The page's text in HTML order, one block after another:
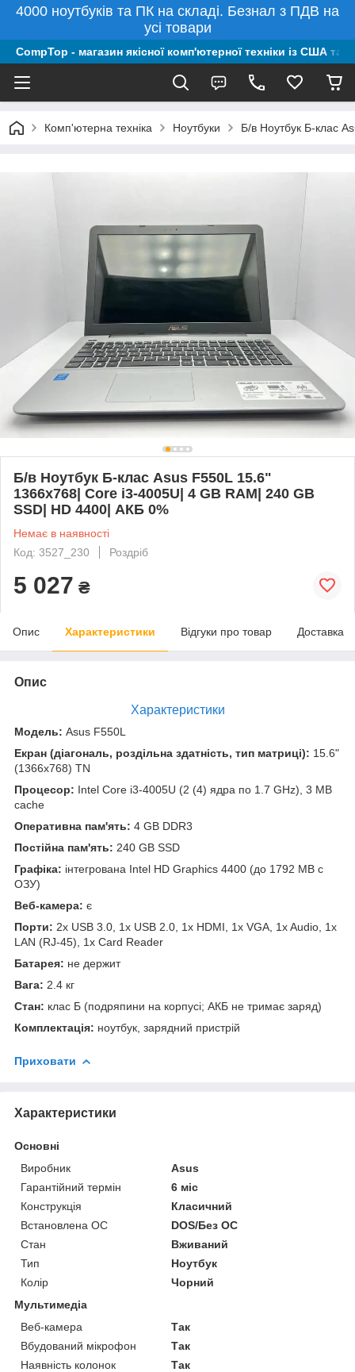
4000 ноутбуків та ПК на складі. Безнал з ПДВ на
усі товари
CompTop - магазин якісної комп'ютерної техніки із США та
Комп'ютерна техніка Ноутбуки Б/в Ноутбук Б-клас
Б/в Ноутбук Б-клас Asus F550L 15.6"
1366x768| Core i3-4005U| 4 GB RAM| 240 GB
SSD| HD 4400| АКБ 0%
Немає в наявності
Код: 3527_230
Роздріб
5 027 ₴
Опис Характеристики Відгуки про товар Доставка
Опис
Характеристики
Модель: Asus F550L
Екран (діагональ, роздільна здатність, тип матриці): 15.6"
(1366x768) TN
Процесор: Intel Core i3-4005U (2 (4) ядра по 1.7 GHz), 3 MB
cache
Оперативна пам'ять: 4 GB DDR3
Постійна пам'ять: 240 GB SSD
Графіка: інтегрована Intel HD Graphics 4400 (до 1792 MB с
ОЗУ)
Веб-камера: є
Порти: 2x USB 3.0, 1x USB 2.0, 1x HDMI, 1x VGA, 1x Audio, 1x
LAN (RJ-45), 1x Card Reader
Батарея: не держит
Вага: 2.4 кг
Стан: клас Б (подряпини на корпусі; АКБ не тримає заряд)
Комплектація: ноутбук, зарядний пристрій
Приховати
Характеристики
Основні
Виробник
Asus
Гарантійний термін
6 міс
Конструкція
Класичний
Встановлена ОС
DOS/Без ОС
Стан
Вживаний
Тип
Ноутбук
Колір
Чорний
Мультимедіа
Веб-камера
Так
Вбудований мікрофон
Так
Наявність колонок
Так